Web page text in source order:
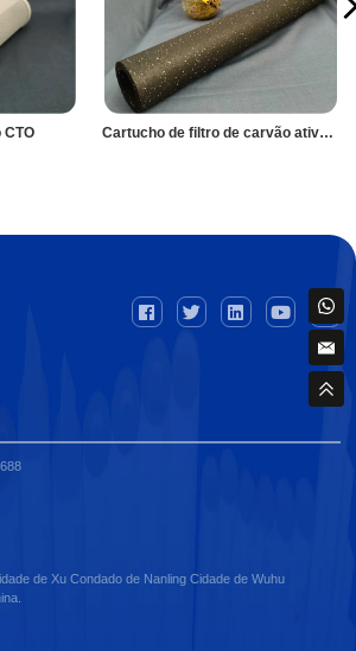
Cartucho de filtro de carvão ativado sinterizado
de Xu Condado de Nanling Cidade de Wuhu